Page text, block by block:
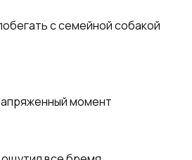
с семейной собакой
момент